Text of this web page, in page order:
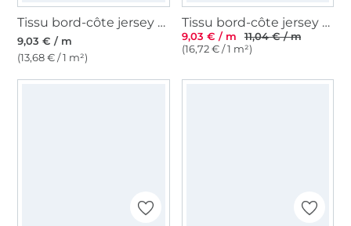
Tissu bord-côte jersey tubulaire lisse, violet foncé
9,03 € / m
(13,68 € / 1 m²)
Tissu bord-côte jersey tubulaire côtelé, pétrole foncé
9,03 € / m
11,04 € / m
(16,72 € / 1 m²)